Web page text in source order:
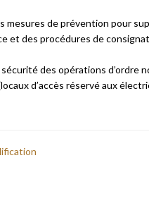
mesures de prévention pour
et des procédures de
sécurité des opérations d’ordre
d’accès réservé aux